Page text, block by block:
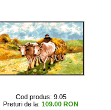
Cod produs: 9.05
Preturi de la: 109.00 RON